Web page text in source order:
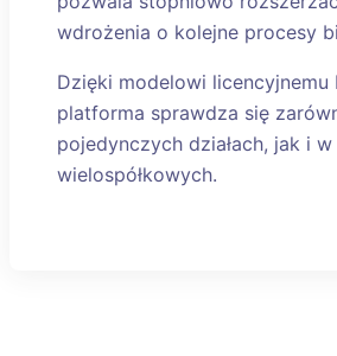
wdrożenia o kolejne procesy
Dzięki modelowi licencyjnemu
platforma sprawdza się
pojedynczych działach, jak i
wielospółkowych.